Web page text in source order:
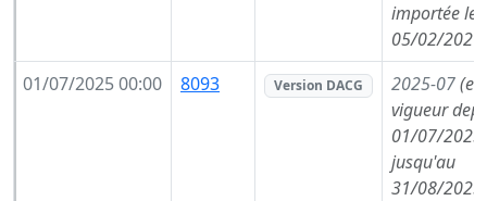
importée le
05/02/2026)
01/07/2025 00:00
8093 Version DACG 2025-07(en
vigueur
01/07/2025,
jusqu'au
31/08/2025,